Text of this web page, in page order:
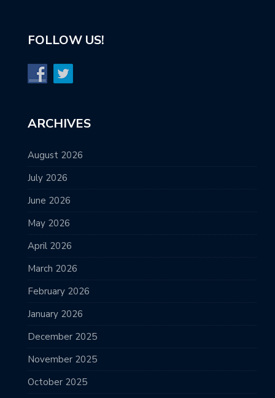
FOLLOW US!
ARCHIVES
August 2026
July 2026
June 2026
May 2026
April 2026
March 2026
February 2026
January 2026
December 2025
November 2025
October 2025